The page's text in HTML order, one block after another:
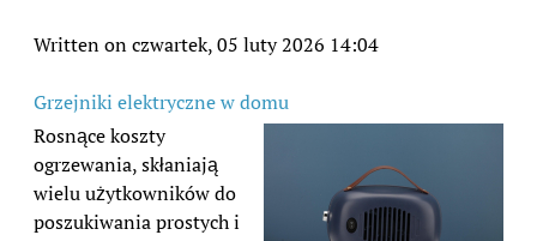
Written on czwartek, 05 luty 2026 14:04
Grzejniki elektryczne w domu
Rosnące koszty
ogrzewania, skłaniają
wielu użytkowników do
poszukiwania prostych i